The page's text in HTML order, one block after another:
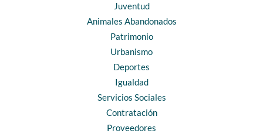
Juventud
Animales Abandonados
Patrimonio
Urbanismo
Deportes
Igualdad
Servicios Sociales
Contratación
Proveedores